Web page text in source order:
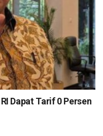
Dapat Tarif 0 Persen